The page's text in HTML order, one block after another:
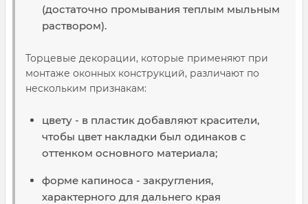
(достаточно промывания теплым мыльным
раствором).
Торцевые декорации, которые применяют при
монтаже оконных конструкций, различают по
нескольким признакам:
цвету - в пластик добавляют красители,
чтобы цвет накладки был одинаков с
оттенком основного материала;
форме капиноса - закругления,
характерного для дальнего края